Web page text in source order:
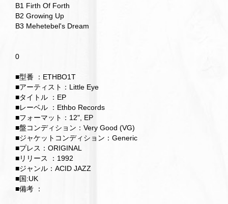
B1 Firth Of Forth
B2 Growing Up
B3 Mehetebel's Dream
0
■型番 ：ETHBO1T
■アーティスト：Little Eye
■タイトル ：EP
■レーベル ：Ethbo Records
■フォーマット：12", EP
■盤コンディション：Very Good (VG)
■ジャケットコンディション：Generic
■プレス：ORIGINAL
■リリース ：1992
■ジャンル：ACID JAZZ
■国:UK
■備考 ：